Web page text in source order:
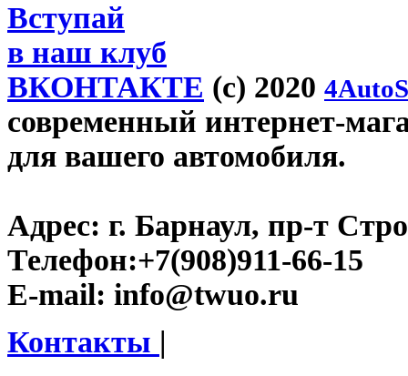
Вступай
в наш клуб
ВКОНТАКТЕ (c) 2020
современный интернет-
для вашего автомобиля.
Адрес: г. Барнаул, пр-т
Телефон:+7(908)911-66-15
E-mail: info@twuo.ru
Контакты